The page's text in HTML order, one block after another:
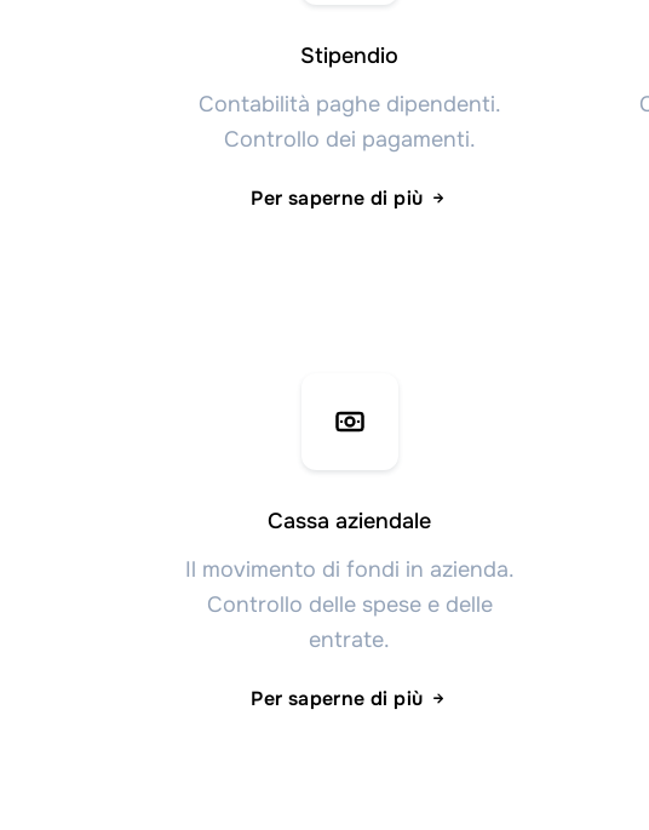
Stipendio
Contabilità paghe dipendenti.
Controllo dei pagamenti.
Per saperne di più
Cassa aziendale
Il movimento di fondi in azienda.
Controllo delle spese e delle
entrate.
Per saperne di più